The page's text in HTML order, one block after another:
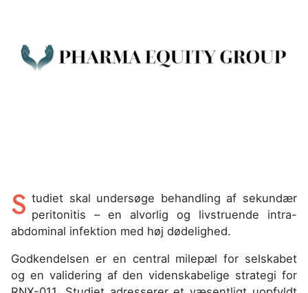
S tudiet skal undersøge behandling af sekundær
peritonitis – en alvorlig og livstruende intra-
abdominal infektion med høj dødelighed.
Godkendelsen er en central milepæl for selskabet
og en validering af den videnskabelige strategi for